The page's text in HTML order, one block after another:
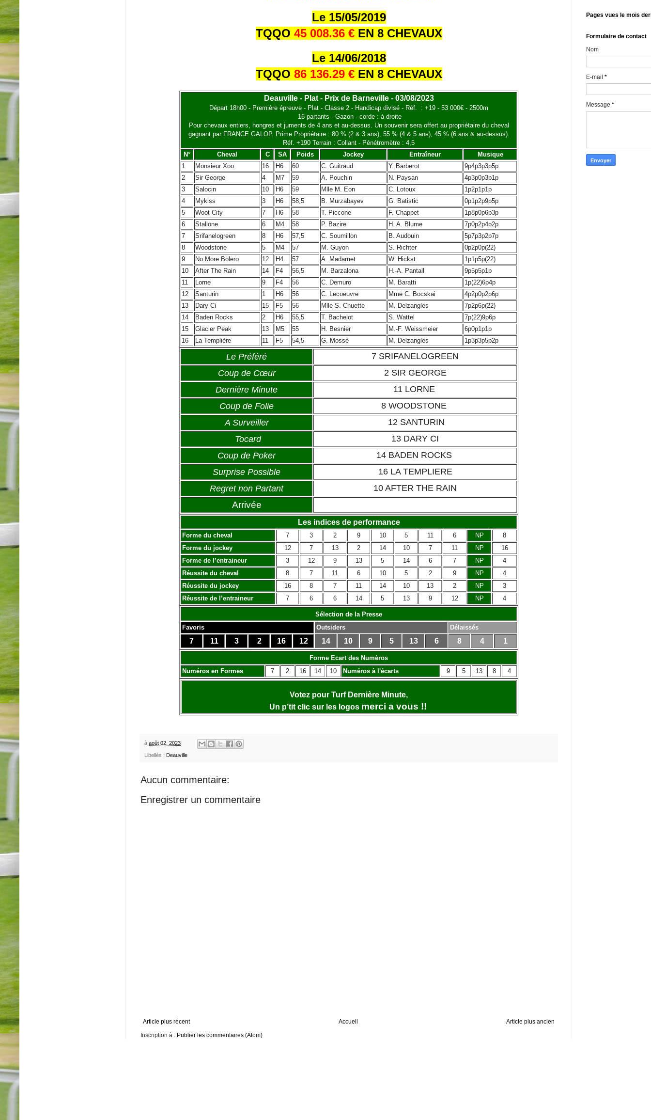
Le 15/05/2019
TQQO 45 008.36 € EN 8 CHEVAUX
Le 14/06/2018
TQQO 86 136.29 € EN 8 CHEVAUX
Deauville - Plat - Prix de Barneville - 03/08/2023
Départ 18h00 - Première épreuve - Plat - Classe 2 - Handicap divisé - Réf. : +19 - 53 000€ - 2500m
16 partants - Gazon - corde : à droite
Pour chevaux entiers, hongres et juments de 4 ans et au-dessus. Un souvenir sera offert au propriétaire du cheval
gagnant par FRANCE GALOP. Prime Propriétaire : 80 % (2 & 3 ans), 55 % (4 & 5 ans), 45 % (6 ans & au-dessus).
Réf. +190 Terrain : Collant - Pénétromètre : 4,5
N°
Cheval C SA Poids Jockey Entraîneur
Musique
1
Monsieur Xoo 16 H6 60 C. Guitraud Y. Barberot
9p4p3p3p5p
2
Sir George 4 M7 59 A. Pouchin N. Paysan
4p3p0p3p1p
3
Salocin 10 H6 59 Mlle M. Eon C. Lotoux
1p2p1p1p
4
Mykiss 3 H6 58,5 B. Murzabayev G. Batistic
0p1p2p9p5p
5
Woot City 7 H6 58 T. Piccone F. Chappet
1p8p0p6p3p
6
Stallone 6 M4 58 P. Bazire H. A. Blume
7p0p2p4p2p
7
Srifanelogreen 8 H6 57,5 C. Soumillon B. Audouin
5p7p3p2p7p
8
Woodstone 5 M4 57 M. Guyon S. Richter
0p2p0p(22)
9
No More Bolero 12 H4 57 A. Madamet W. Hickst
1p1p5p(22)
10
After The Rain 14 F4 56,5 M. Barzalona H.-A. Pantall
9p5p5p1p
11
Lorne 9 F4 56 C. Demuro M. Baratti
1p(22)6p4p
12
Santurin 1 H6 56 C. Lecoeuvre Mme C. Bocskai
4p2p0p2p6p
13
Dary Ci 15 F5 56 Mlle S. Chuette M. Delzangles
7p2p6p(22)
14
Baden Rocks 2 H6 55,5 T. Bachelot S. Wattel
7p(22)9p6p
15
Glacier Peak 13 M5 55 H. Besnier M.-F. Weissmeier
6p0p1p1p
16
La Templière 11 F5 54,5 G. Mossé M. Delzangles 1p3p3p5p2p
Le Préféré
7 SRIFANELOGREEN
Coup de Cœur
2 SIR GEORGE
Dernière Minute
11 LORNE
Coup de Folie
8 WOODSTONE
A Surveiller
12 SANTURIN
Tocard
13 DARY CI
Coup de Poker
14 BADEN ROCKS
Surprise Possible
16 LA TEMPLIERE
Regret non Partant
10 AFTER THE RAIN
Arrivée
Les indices de performance
Forme du cheval 7 3 2 9 10 5 11 6 NP
8
Forme du jockey
12 7 13 2 14 10 7 11 NP
16
Forme de l’entraineur
3 12 9 13 5 14 6 7 NP
4
Réussite du cheval
8 7 11 6 10 5 2 9 NP
4
Réussite du jockey
16 8 7 11 14 10 13 2 NP
3
Réussite de l’entraineur
7 6 6 14 5 13 9 12 NP 4
Sélection de la Presse
Favoris
Outsiders Délaissés
7 11 3 2 16 12 14 10 9 5 13 6 8 4 1
Forme Ecart des Numèros
Numéros en Formes
7 2 16 14 10 Numéros à l'écarts 9 5 13 8 4
Votez pour Turf Dernière Minute,
Un p’tit clic sur les logos merci a vous !!
à août 02, 2023
Libellés : Deauville
Aucun commentaire:
Enregistrer un commentaire
Article plus récent Article plus ancien
Accueil
Inscription à : Publier les commentaires (Atom)
Pages vues le mois
Formulaire de contact
Nom
E-mail *
Message *